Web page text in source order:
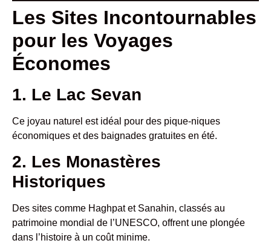
Les Sites Incontournables
pour les Voyages
Économes
1. Le Lac Sevan
Ce joyau naturel est idéal pour des pique-niques
économiques et des baignades gratuites en été.
2. Les Monastères
Historiques
Des sites comme Haghpat et Sanahin, classés au
patrimoine mondial de l’UNESCO, offrent une plongée
dans l’histoire à un coût minime.